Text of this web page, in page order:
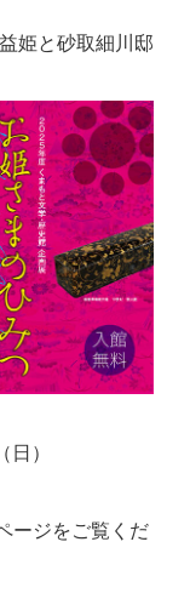
姫と砂取細川邸
）
ージをご覧くだ